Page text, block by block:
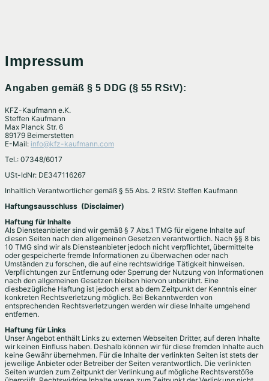
Impressum
Angaben gemäß § 5 DDG (§ 55 RStV):
KFZ-Kaufmann e.K.
Steffen Kaufmann
Max Planck Str. 6
89179 Beimerstetten
E-Mail: info@kfz-kaufmann.com
Tel.: 07348/6017
USt-IdNr: DE347116267
Inhaltlich Verantwortlicher gemäß § 55 Abs. 2 RStV: Steffen Kaufmann
Haftungsausschluss (Disclaimer)
Haftung für Inhalte
Als Diensteanbieter sind wir gemäß § 7 Abs.1 TMG für eigene Inhalte auf
diesen Seiten nach den allgemeinen Gesetzen verantwortlich. Nach §§ 8 bis
10 TMG sind wir als Diensteanbieter jedoch nicht verpflichtet, übermittelte
oder gespeicherte fremde Informationen zu überwachen oder nach
Umständen zu forschen, die auf eine rechtswidrige Tätigkeit hinweisen.
Verpflichtungen zur Entfernung oder Sperrung der Nutzung von Informationen
nach den allgemeinen Gesetzen bleiben hiervon unberührt. Eine
diesbezügliche Haftung ist jedoch erst ab dem Zeitpunkt der Kenntnis einer
konkreten Rechtsverletzung möglich. Bei Bekanntwerden von
entsprechenden Rechtsverletzungen werden wir diese Inhalte umgehend
entfernen.
Haftung für Links
Unser Angebot enthält Links zu externen Webseiten Dritter, auf deren Inhalte
wir keinen Einfluss haben. Deshalb können wir für diese fremden Inhalte auch
keine Gewähr übernehmen. Für die Inhalte der verlinkten Seiten ist stets der
jeweilige Anbieter oder Betreiber der Seiten verantwortlich. Die verlinkten
Seiten wurden zum Zeitpunkt der Verlinkung auf mögliche Rechtsverstöße